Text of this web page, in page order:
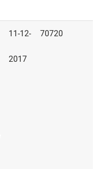
11-12-
2017
70720